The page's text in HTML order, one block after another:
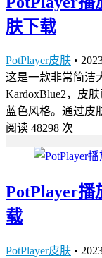
肤下载
PotPlayer皮肤 •
这是一款非常简洁
KardoxBlue2，皮
蓝色风格。通过皮
阅读 48298 次
PotPlayer播
载
PotPlayer皮肤 •